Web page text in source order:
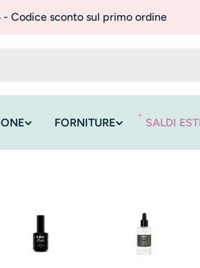
- Codice sconto sul primo ordine
FORNITURE SALDI